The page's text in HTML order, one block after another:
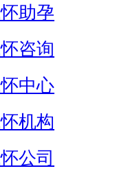
助孕
咨询
中心
机构
公司